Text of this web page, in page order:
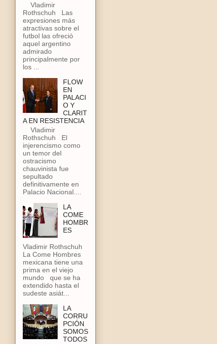
Vladimir
Rothschuh Las
expresiones más
atractivas sobre el
futbol las ofreció
aquel argentino
admirado
principalmente por
los ...
FLOW
EN
PALACI
O Y
CLARIT
A EN RESISTENCIA
Vladimir
Rothschuh El
injerencismo como
un temor del
ostracismo
chauvinista fue
sepultado
definitivamente en
Palacio Nacional....
LA
COME
HOMBR
ES
Vladimir Rothschuh
La Come Hombres
mexicana tiene una
prima en el viejo
mundo que se ha
extendido hasta el
sudeste asiát...
LA
CORRU
PCIÓN
SOMOS
TODOS